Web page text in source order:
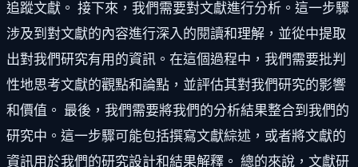
追蹤文獻。 接下來，我們需要對文獻進行分析。這一步驟
涉及到對文獻的內容進行深入的閱讀和理解，並從中提取
出對我們研究有用的資訊。在這個過程中，我們需要批判
性地思考文獻的觀點和論點，並評估其對我們研究的影響
和價值。 最後，我們需要將我們的分析結果整合到我們的
研究中。這一步驟可能包括撰寫文獻綜述，或者將文獻的
資訊用於我們的研究設計和結果解釋。 總的來說，文獻研